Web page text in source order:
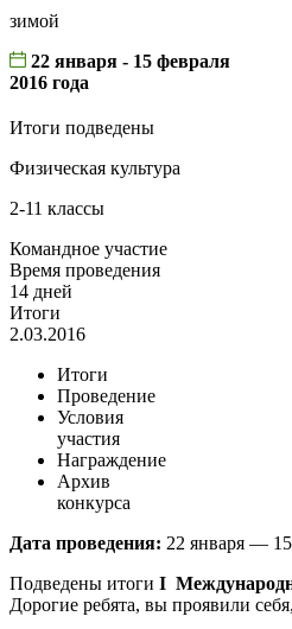
зимой
22 января - 15 февраля
2016 года
Итоги подведены
Физическая культура
2-11 классы
Командное участие
Время проведения
14 дней
Итоги
2.03.2016
Итоги
Проведение
Условия
участия
Награждение
Архив
конкурса
Дата проведения: 22 января —
Подведены итоги I
Дорогие ребята, вы проявили